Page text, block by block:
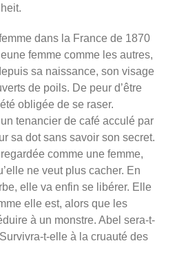
dans la France de 1870
femme comme les autres,
sa naissance, son visage
de poils. De peur d’être
obligée de se raser.
tenancier de café acculé par
sa dot sans savoir son secret.
comme une femme,
ne veut plus cacher. En
elle va enfin se libérer. Elle
elle est, alors que les
à un monstre. Abel sera-t-
t-elle à la cruauté des